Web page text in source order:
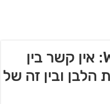
המרדף אחרי ה-WTI: אין קשר בין
ובין זה של